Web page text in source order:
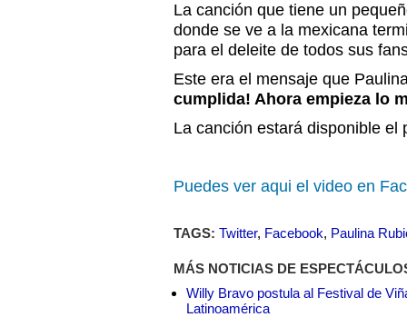
La canción que tiene un
donde se ve a la mexicana
para el deleite de todos sus
Este era el mensaje que
cumplida! Ahora empieza lo
La canción estará disponible el
Puedes ver aqui el video en
TAGS: Twitter, Facebook, Paulina
MÁS NOTICIAS DE
Willy Bravo postula al Festival de
Latinoamérica